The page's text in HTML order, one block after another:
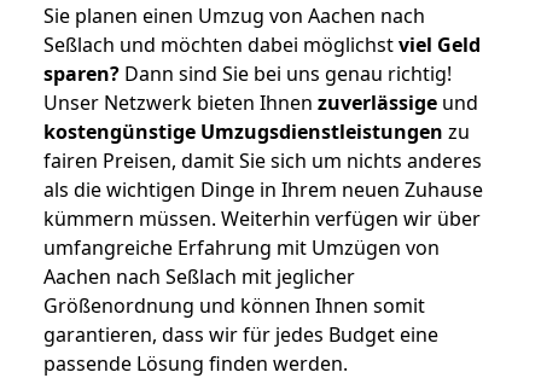
Sie planen einen Umzug von Aachen nach
Seßlach und möchten dabei möglichstviel Geld
sparen? Dann sind Sie bei uns genau richtig!
Unser Netzwerk bieten Ihnen zuverlässige und
kostengünstige Umzugsdienstleistungen zu
fairen Preisen, damit Sie sich um nichts anderes
als die wichtigen Dinge in Ihrem neuen Zuhause
kümmern müssen. Weiterhin verfügen wir über
umfangreiche Erfahrung mit Umzügen von
Aachen nach Seßlach mit jeglicher
Größenordnung und können Ihnen somit
garantieren, dass wir für jedes Budget eine
passende Lösung finden werden.